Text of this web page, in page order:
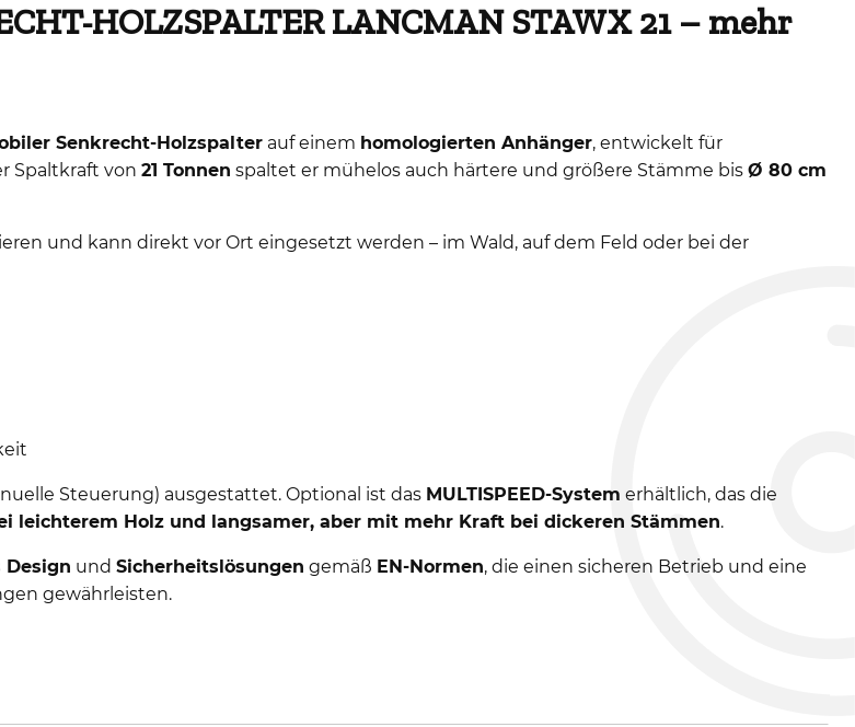
HOLZSPALTER LANCMAN STAWX 21 – mehr
Senkrecht-Holzspalterauf einem homologierten Anhänger, entwickelt für
Spaltkraft von 21 Tonnen spaltet er mühelos auch härtere und größere Stämme bis Ø 80 cm
und kann direkt vor Ort eingesetzt werden – im Wald, auf dem Feld oder bei der
Steuerung) ausgestattet. Optional ist das MULTISPEED-System erhältlich, das die
leichterem Holz und langsamer, aber mit mehr Kraft bei dickeren Stämmen.
Design und Sicherheitslösungen gemäß EN-Normen, die einen sicheren Betrieb und eine
gewährleisten.